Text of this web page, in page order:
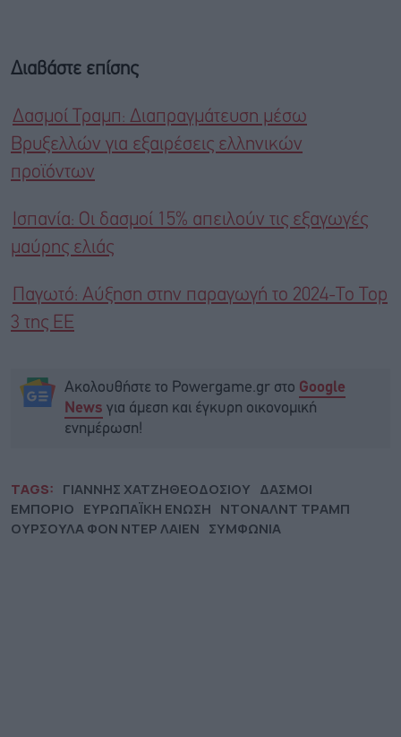
Διαβάστε επίσης
Δασμοί Τραμπ: Διαπραγμάτευση μέσω
Βρυξελλών για εξαιρέσεις ελληνικών
προϊόντων
Ισπανία: Οι δασμοί 15% απειλούν τις εξαγωγές
μαύρης ελιάς
Παγωτό: Aύξηση στην παραγωγή το 2024-Το Τop
3 της EE
Ακολουθήστε το Powergame.gr στο Google
News για άμεση και έγκυρη οικονομική
ενημέρωση!
TAGS: ΓΙΑΝΝΗΣ ΧΑΤΖΗΘΕΟΔΟΣΙΟΥ ΔΑΣΜΟΙ
ΕΜΠΟΡΙΟ ΕΥΡΩΠΑΪΚΗ ΕΝΩΣΗ ΝΤΟΝΑΛΝΤ ΤΡΑΜΠ
ΟΥΡΣΟΥΛΑ ΦΟΝ ΝΤΕΡ ΛΑΙΕΝ ΣΥΜΦΩΝΙΑ